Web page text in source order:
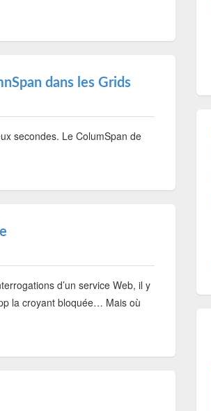
dans les Grids
secondes. Le ColumSpan de
d’un service Web, il y
la croyant bloquée… Mais où